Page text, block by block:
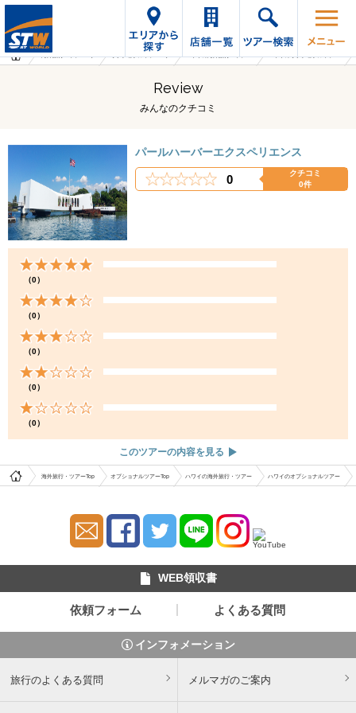
Review
みんなのクチコミ
パールハーバーエクスペリエンス
0
クチコミ
0件
（0）
（0）
（0）
（0）
（0）
このツアーの内容を見る
海外旅行・ツアーTop オプショナルツアーTop ハワイの海外旅行・ツアー ハワイのオプショナルツアー
WEB領収書
依頼フォーム よくある質問
インフォメーション
旅行のよくある質問 メルマガのご案内